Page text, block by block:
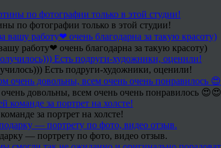
по фотографии только в этой студии!
работу❤ очень благодарна за такую красоту)
Есть подруги-художники, оценили!
довольны, всем очень очень понравилось 😍😍
за портрет на холсте!
— портрету по фото, видео отзыв.